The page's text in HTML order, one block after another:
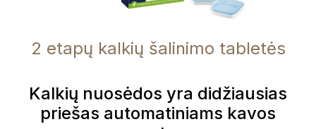
2 etapų kalkių šalinimo tabletės
Kalkių nuosėdos yra didžiausias
priešas automatiniams kavos